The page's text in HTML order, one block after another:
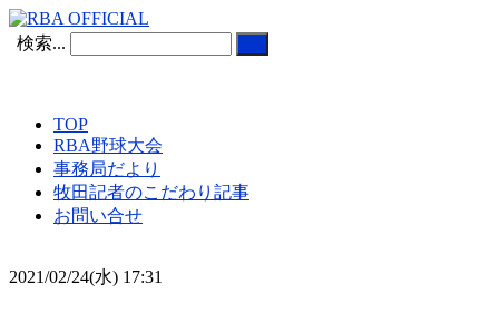
検索...
TOP
RBA野球大会
事務局だより
牧田記者のこだわり記事
お問い合せ
2021/02/24(水) 17:31